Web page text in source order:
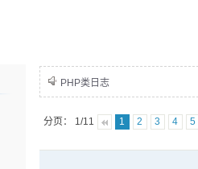
PHP类日志
分页： 1/11 1 2 3 4 5